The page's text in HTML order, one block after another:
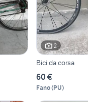
2
Bici da corsa
60 €
Fano(PU)